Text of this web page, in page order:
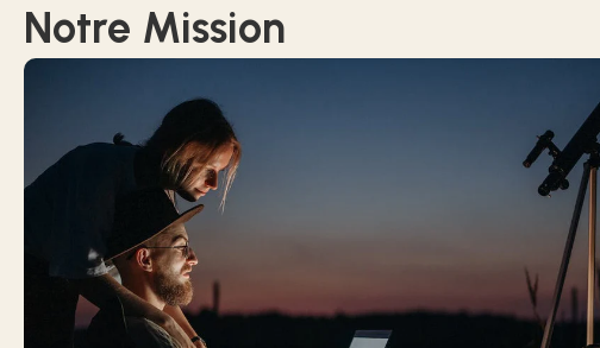
Notre Mission